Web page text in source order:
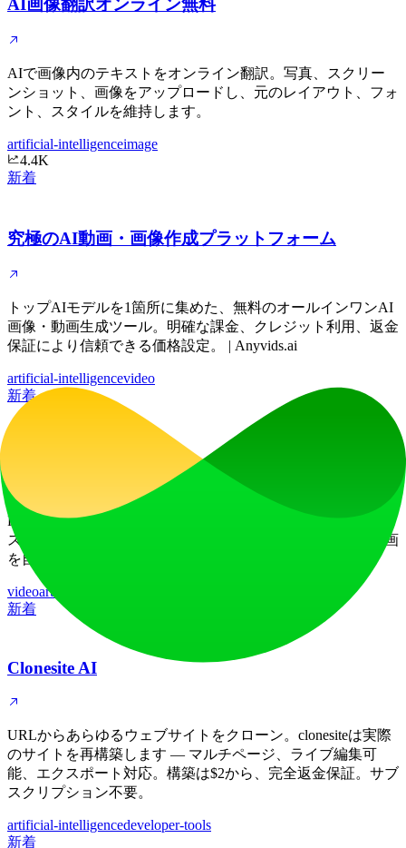
AI画像翻訳オンライン無料
AIで画像内のテキストをオンライン翻訳。写真、スクリー
ンショット、画像をアップロードし、元のレイアウト、フォ
ント、スタイルを維持します。
artificial-intelligenceimage
4.4K
新着
究極のAI動画・画像作成プラットフォーム
トップAIモデルを1箇所に集めた、無料のオールインワンAI
画像・動画生成ツール。明確な課金、クレジット利用、返金
保証により信頼できる価格設定。 | Anyvids.ai
artificial-intelligencevideo
新着
Faceless Reelsは、TikTok、Instagram、YouTube Shorts向けに、
スクリプト、音声、ビジュアル、キャプション、音楽、動画
を自動生成するAIフェイスレスリールメーカーです。
videoartificial-intelligence
新着
Clonesite AI
URLからあらゆるウェブサイトをクローン。clonesiteは実際
のサイトを再構築します — マルチページ、ライブ編集可
能、エクスポート対応。構築は$2から、完全返金保証。サブ
スクリプション不要。
artificial-intelligencedeveloper-tools
新着